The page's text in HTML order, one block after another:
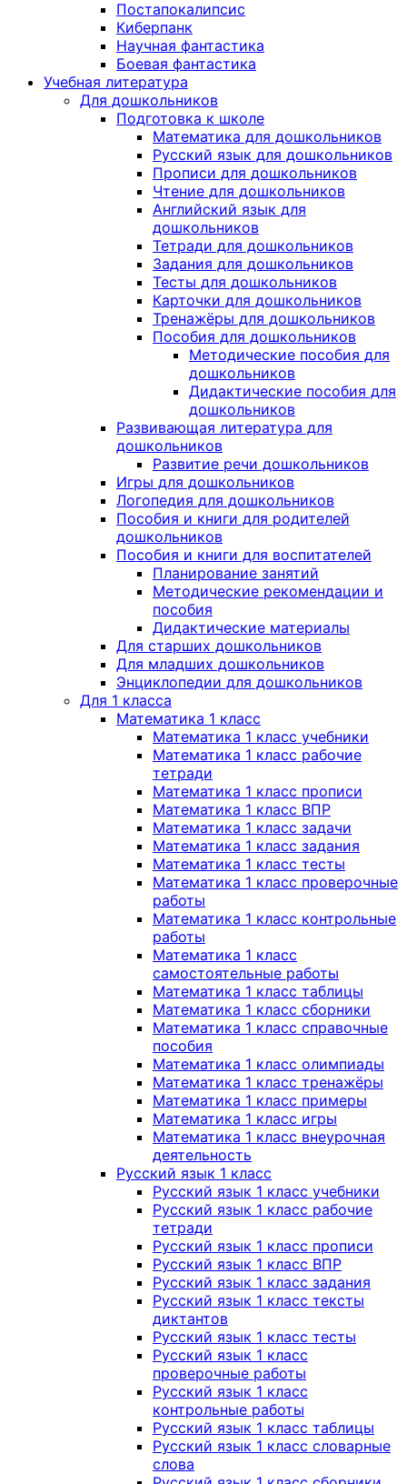
Постапокалипсис
Киберпанк
Научная фантастика
Боевая фантастика
Учебная литература
Для дошкольников
Подготовка к школе
Математика для дошкольников
Русский язык для дошкольников
Прописи для дошкольников
Чтение для дошкольников
Английский язык для
дошкольников
Тетради для дошкольников
Задания для дошкольников
Тесты для дошкольников
Карточки для дошкольников
Тренажёры для дошкольников
Пособия для дошкольников
Методические пособия для
дошкольников
Дидактические пособия для
дошкольников
Развивающая литература для
дошкольников
Развитие речи дошкольников
Игры для дошкольников
Логопедия для дошкольников
Пособия и книги для родителей
дошкольников
Пособия и книги для воспитателей
Планирование занятий
Методические рекомендации и
пособия
Дидактические материалы
Для старших дошкольников
Для младших дошкольников
Энциклопедии для дошкольников
Для 1 класса
Математика 1 класс
Математика 1 класс учебники
Математика 1 класс рабочие
тетради
Математика 1 класс прописи
Математика 1 класс ВПР
Математика 1 класс задачи
Математика 1 класс задания
Математика 1 класс тесты
Математика 1 класс проверочные
работы
Математика 1 класс контрольные
работы
Математика 1 класс
самостоятельные работы
Математика 1 класс таблицы
Математика 1 класс сборники
Математика 1 класс справочные
пособия
Математика 1 класс олимпиады
Математика 1 класс тренажёры
Математика 1 класс примеры
Математика 1 класс игры
Математика 1 класс внеурочная
деятельность
Русский язык 1 класс
Русский язык 1 класс учебники
Русский язык 1 класс рабочие
тетради
Русский язык 1 класс прописи
Русский язык 1 класс ВПР
Русский язык 1 класс задания
Русский язык 1 класс тексты
диктантов
Русский язык 1 класс тесты
Русский язык 1 класс
проверочные работы
Русский язык 1 класс
контрольные работы
Русский язык 1 класс таблицы
Русский язык 1 класс словарные
слова